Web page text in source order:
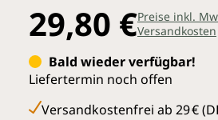
29,80 €Preise inkl.
Versandkosten
Bald wieder verfügbar!
Liefertermin noch offen
Versandkostenfrei ab 29 €